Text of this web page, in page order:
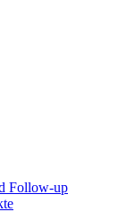
Follow-up